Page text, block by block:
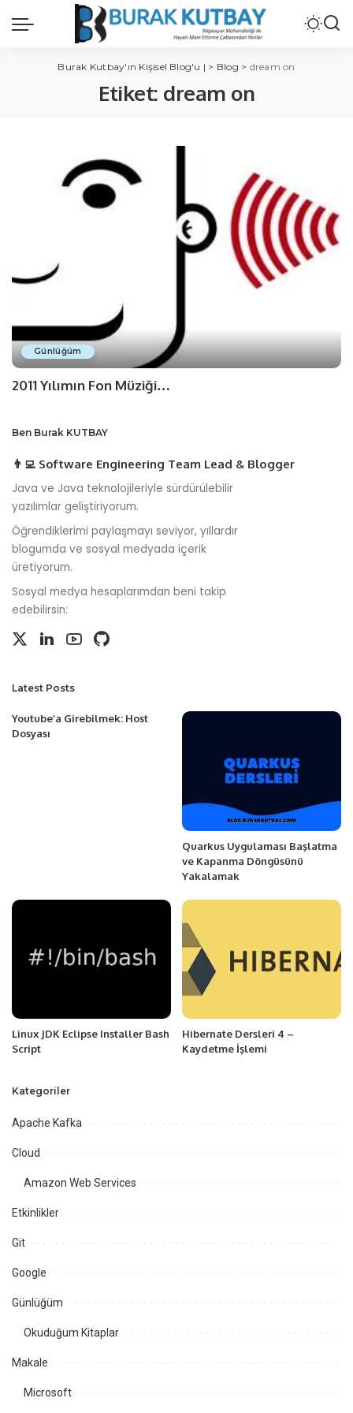
Burak Kutbay'ın Kişisel Blog'u | > Blog > dream on
Etiket: dream on
Günlüğüm
2011 Yılımın Fon Müziği…
Ben Burak KUTBAY
👨‍💻 Software Engineering Team Lead & Blogger
Java ve Java teknolojileriyle sürdürülebilir
yazılımlar geliştiriyorum.
Öğrendiklerimi paylaşmayı seviyor, yıllardır
blogumda ve sosyal medyada içerik
üretiyorum.
Sosyal medya hesaplarımdan beni takip
edebilirsin:
Latest Posts
Youtube’a Girebilmek: Host
Dosyası
Quarkus Uygulaması Başlatma
ve Kapanma Döngüsünü
Yakalamak
Linux JDK Eclipse Installer Bash
Script
Hibernate Dersleri 4 –
Kaydetme İşlemi
Kategoriler
Apache Kafka
Cloud
Amazon Web Services
Etkinlikler
Git
Google
Günlüğüm
Okuduğum Kitaplar
Makale
Microsoft